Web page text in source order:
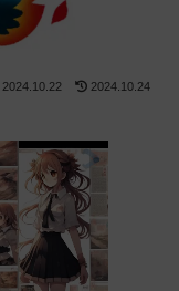
2024.10.22 2024.10.24